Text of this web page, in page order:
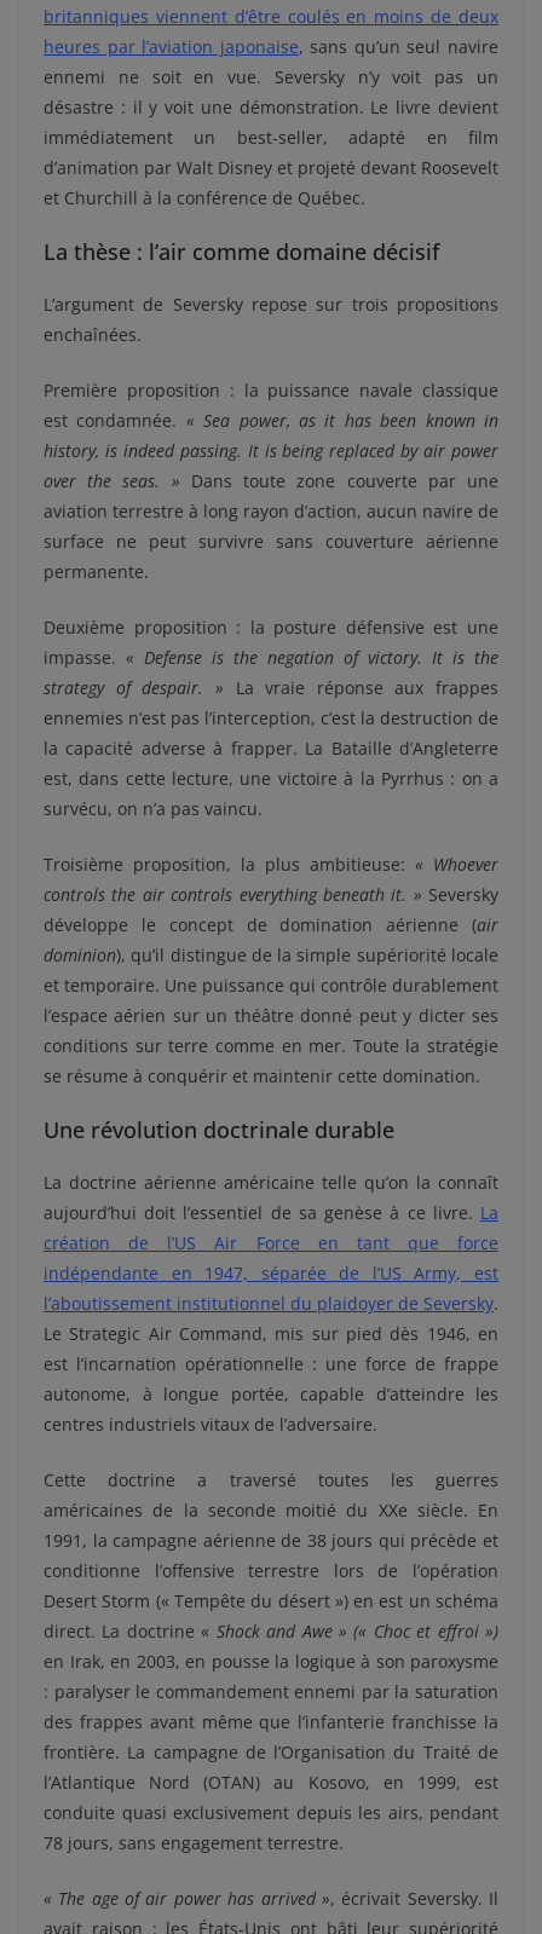
britanniques viennent d’être coulés en moins de deux
heures par l’aviation japonaise, sans qu’un seul navire
ennemi ne soit en vue. Seversky n’y voit pas un
désastre : il y voit une démonstration. Le livre devient
immédiatement un best-seller, adapté en film
d’animation par Walt Disney et projeté devant Roosevelt
et Churchill à la conférence de Québec.
La thèse : l’air comme domaine décisif
L’argument de Seversky repose sur trois propositions
enchaînées.
Première proposition : la puissance navale classique
est condamnée. « Sea power, as it has been known in
history, is indeed passing. It is being replaced by air power
over the seas. » Dans toute zone couverte par une
aviation terrestre à long rayon d’action, aucun navire de
surface ne peut survivre sans couverture aérienne
permanente.
Deuxième proposition : la posture défensive est une
impasse. « Defense is the negation of victory. It is the
strategy of despair. » La vraie réponse aux frappes
ennemies n’est pas l’interception, c’est la destruction de
la capacité adverse à frapper. La Bataille d’Angleterre
est, dans cette lecture, une victoire à la Pyrrhus : on a
survécu, on n’a pas vaincu.
Troisième proposition, la plus ambitieuse: « Whoever
controls the air controls everything beneath it. » Seversky
développe le concept de domination aérienne (air
dominion), qu’il distingue de la simple supériorité locale
et temporaire. Une puissance qui contrôle durablement
l’espace aérien sur un théâtre donné peut y dicter ses
conditions sur terre comme en mer. Toute la stratégie
se résume à conquérir et maintenir cette domination.
Une révolution doctrinale durable
La doctrine aérienne américaine telle qu’on la connaît
aujourd’hui doit l’essentiel de sa genèse à ce livre. La
création de l’US Air Force en tant que force
indépendante en 1947, séparée de l’US Army, est
l’aboutissement institutionnel du plaidoyer de Seversky.
Le Strategic Air Command, mis sur pied dès 1946, en
est l’incarnation opérationnelle : une force de frappe
autonome, à longue portée, capable d’atteindre les
centres industriels vitaux de l’adversaire.
Cette doctrine a traversé toutes les guerres
américaines de la seconde moitié du XXe siècle. En
1991, la campagne aérienne de 38 jours qui précède et
conditionne l’offensive terrestre lors de l’opération
Desert Storm (« Tempête du désert ») en est un schéma
direct. La doctrine « Shock and Awe » (« Choc et effroi »)
en Irak, en 2003, en pousse la logique à son paroxysme
: paralyser le commandement ennemi par la saturation
des frappes avant même que l’infanterie franchisse la
frontière. La campagne de l’Organisation du Traité de
l’Atlantique Nord (OTAN) au Kosovo, en 1999, est
conduite quasi exclusivement depuis les airs, pendant
78 jours, sans engagement terrestre.
« The age of air power has arrived », écrivait Seversky. Il
avait raison : les États-Unis ont bâti leur supériorité